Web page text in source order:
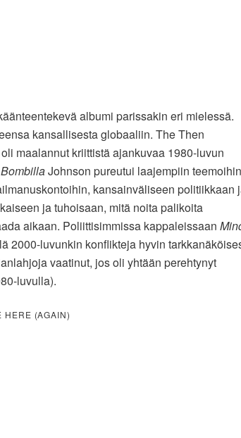
albumi parissakin eri mielessä.
kansallisesta globaaliin. The Then
maalannut kriittistä ajankuvaa 1980-luvun
Johnson pureutui laajempiin teemoihin
kansainväliseen politiikkaan
ja tuhoisaan, mitä noita palikoita
aikaan. Poliittisimmissa kappaleissaan
2000-luvunkin konflikteja hyvin
vaatinut, jos oli yhtään perehtynyt
luvulla).
HERE (AGAIN)